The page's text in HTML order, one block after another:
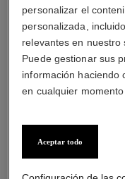
LA
personalizar el
personalizada,
relevantes en nuestro
Puede gestionar sus
información haciendo
en cualquier
Aceptar todo